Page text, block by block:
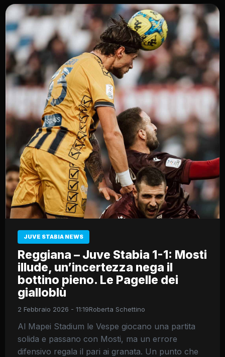
JUVE STABIA NEWS
Reggiana – Juve Stabia 1-1: Mosti
illude, un’incertezza nega il
bottino pieno. Le Pagelle dei
gialloblù
2 Febbraio 2026 - 11:19Roberta Schettino
Al Mapei Stadium le Vespe giocano una partita
solida e passano con Mosti, ma un errore
difensivo regala il pari ai granata. Un punto che